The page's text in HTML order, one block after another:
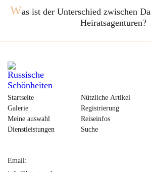
Was ist der Unterschied zwischen
Heiratsagenturen?
Startseite
Galerie
Meine auswahl
Dienstleistungen
Nützliche Artikel
Registrierung
Reiseinfos
Suche
Email: